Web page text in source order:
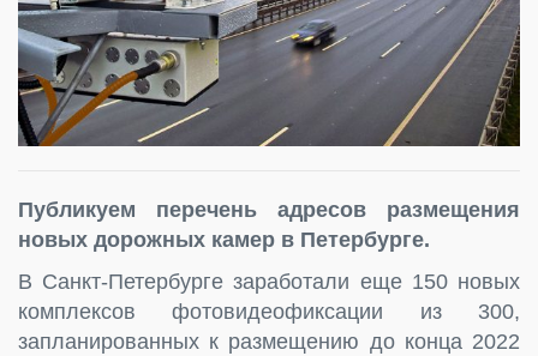
Публикуем перечень адресов размещения
новых дорожных камер в Петербурге.
В Санкт‑Петербурге заработали еще 150 новых
комплексов фотовидеофиксации из 300,
запланированных к размещению до конца 2022